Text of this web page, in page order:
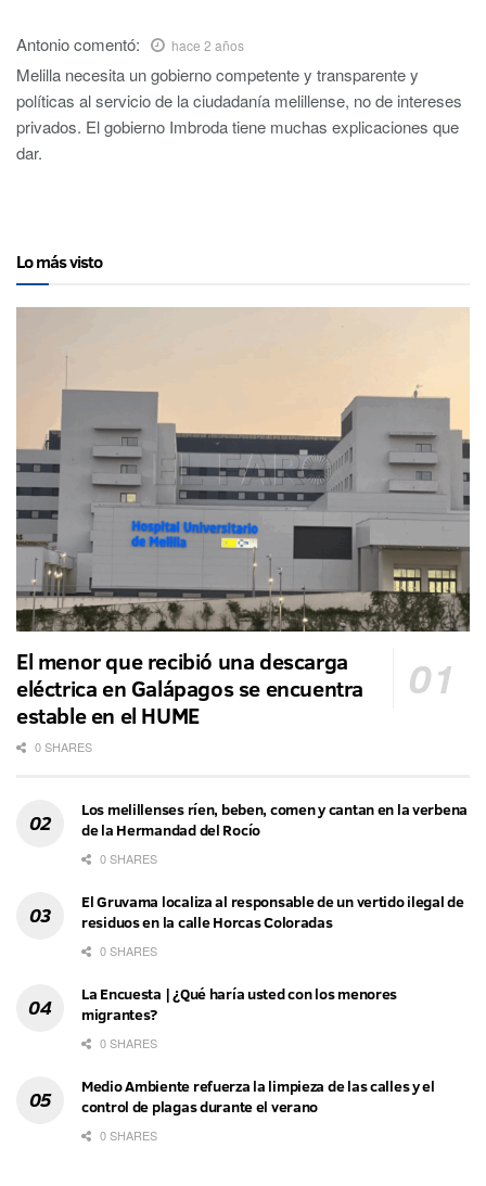
Antoniocomentó: hace 2 años
Melilla necesita un gobierno competente y transparente y
políticas al servicio de la ciudadanía melillense, no de intereses
privados. El gobierno Imbroda tiene muchas explicaciones que
dar.
Lo más visto
El menor que recibió una descarga
eléctrica en Galápagos se encuentra
estable en el HUME
0 SHARES
Los melillenses ríen, beben, comen y cantan en la verbena
de la Hermandad del Rocío
0 SHARES
El Gruvama localiza al responsable de un vertido ilegal de
residuos en la calle Horcas Coloradas
0 SHARES
La Encuesta | ¿Qué haría usted con los menores
migrantes?
0 SHARES
Medio Ambiente refuerza la limpieza de las calles y el
control de plagas durante el verano
0 SHARES